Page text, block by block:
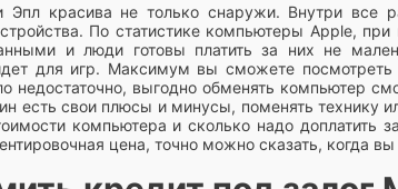
Эпл красива не только снаружи. Внутри все
По статистике компьютеры Apple,
и люди готовы платить за них не
для игр. Максимум вы сможете
недостаточно, выгодно обменять компьютер
есть свои плюсы и минусы, поменять технику
компьютера и сколько надо
цена, точно можно сказать, когда